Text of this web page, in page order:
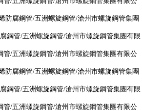
防腐鋼管/五洲螺旋鋼管/滄州市螺旋鋼管集團
鋼管/五洲螺旋鋼管/滄州市螺旋鋼管集團有限
管/五洲螺旋鋼管/滄州市螺旋鋼管集團有限公
防腐鋼管/五洲螺旋鋼管/滄州市螺旋鋼管集團
鋼管/五洲螺旋鋼管/滄州市螺旋鋼管集團有限
管/五洲螺旋鋼管/滄州市螺旋鋼管集團有限公